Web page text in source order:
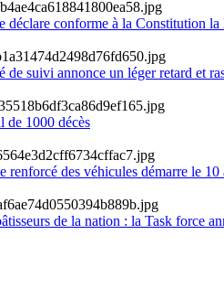
conforme à la Constitution la
suivi annonce un léger retard et
de 1000 décès
renforcé des véhicules démarre le 10
de la nation : la Task force